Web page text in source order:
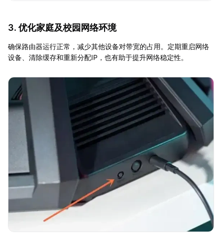
3. 优化家庭及校园网络环境
确保路由器运行正常，减少其他设备对带宽的占用。定期重启网络
设备、清除缓存和重新分配IP，也有助于提升网络稳定性。